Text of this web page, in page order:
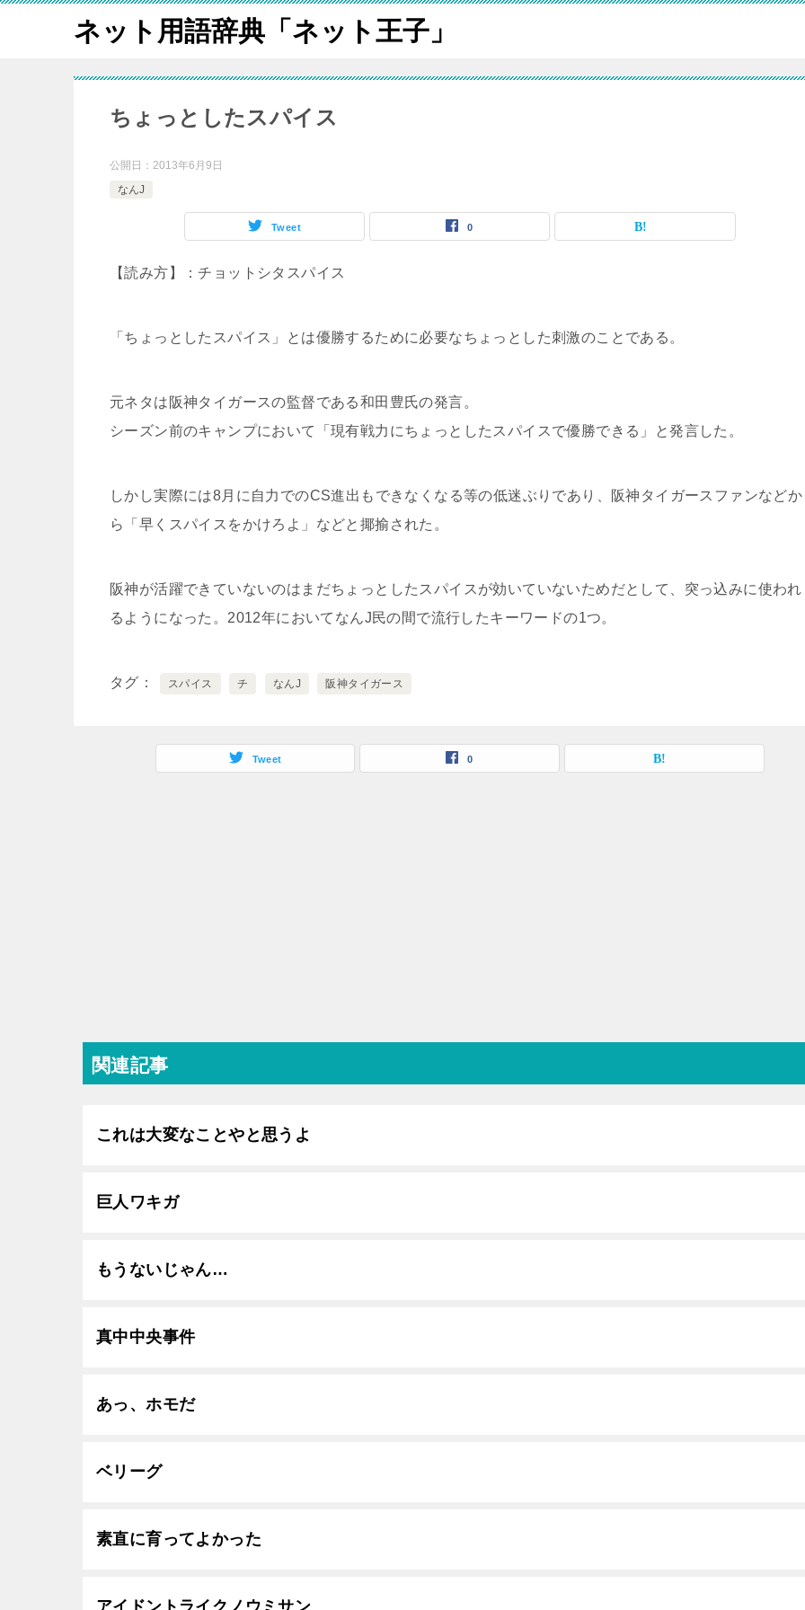
ネット用語辞典「ネット王子」
ちょっとしたスパイス
公開日： 2013年6月9日
なんJ
Tweet 0
【読み方】：チョットシタスパイス
「ちょっとしたスパイス」とは優勝するために必要なちょっとした刺激のことである。
元ネタは阪神タイガースの監督である和田豊氏の発言。
シーズン前のキャンプにおいて「現有戦力にちょっとしたスパイスで優勝できる」と発言した。
しかし実際には8月に自力でのCS進出もできなくなる等の低迷ぶりであり、阪神タイガースファンなどか
ら「早くスパイスをかけろよ」などと揶揄された。
阪神が活躍できていないのはまだちょっとしたスパイスが効いていないためだとして、突っ込みに使われ
るようになった。2012年においてなんJ民の間で流行したキーワードの1つ。
タグ スパイス チ なんJ 阪神タイガース
Tweet 0
関連記事
これは大変なことやと思うよ
巨人ワキガ
もうないじゃん…
真中中央事件
あっ、ホモだ
ベリーグ
素直に育ってよかった
アイドントライクノウミサン